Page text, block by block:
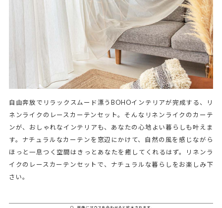
自由奔放でリラックスムード漂うBOHOインテリアが完成する、リ
ネンライクのレースカーテンセット。そんなリネンライクのカーテ
ンが、おしゃれなインテリアも、あなたの心地よい暮らしも叶えま
す。ナチュラルなカーテンを窓辺にかけて、自然の風を感じながら
ほっと一息つく空間はきっとあなたを癒してくれるはず。リネンラ
イクのレースカーテンセットで、ナチュラルな暮らしをお楽しみ下
さい。